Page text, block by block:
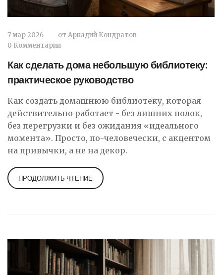
7 мар 2026 от Аркадий Кондратов
0 Комментарии
Как сделать дома небольшую библиотеку:
практическое руководство
Как создать домашнюю библиотеку, которая
действительно работает - без лишних полок,
без перегрузки и без ожидания «идеального
момента». Просто, по-человечески, с акцентом
на привычки, а не на декор.
ПРОДОЛЖИТЬ ЧТЕНИЕ